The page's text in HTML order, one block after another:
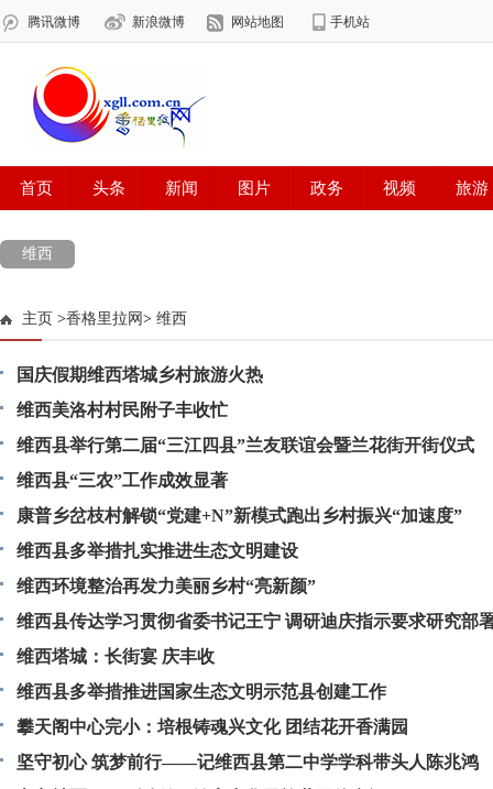
维西
主页 >香格里拉网 > 维西
国庆假期维西塔城乡村旅游火热
维西美洛村村民附子丰收忙
维西县举行第二届“三江四县”兰友联谊会暨兰花街开街仪式
维西县“三农”工作成效显著
康普乡岔枝村解锁“党建+N”新模式跑出乡村振兴“加速度”
维西县多举措扎实推进生态文明建设
维西环境整治再发力美丽乡村“亮新颜”
维西县传达学习贯彻省委书记王宁 调研迪庆指示要求研究部
措施
维西塔城：长街宴 庆丰收
维西县多举措推进国家生态文明示范县创建工作
攀天阁中心完小：培根铸魂兴文化 团结花开香满园
坚守初心 筑梦前行——记维西县第二中学学科带头人陈兆鸿